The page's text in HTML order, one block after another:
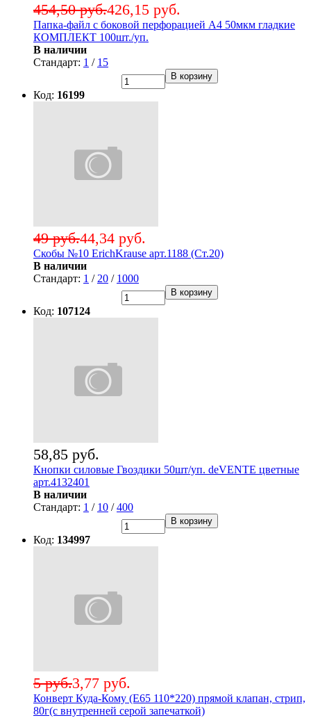
426,15 руб.
454,50 руб.
Папка-файл с боковой перфорацией А4 50мкм гладкие
КОМПЛЕКТ 100шт./уп.
В наличии
Стандарт: 1 / 15
В корзину
Код: 16199
44,34 руб.
49 руб.
Скобы №10 ErichKrause арт.1188 (Ст.20)
В наличии
Стандарт: 1 / 20 / 1000
В корзину
Код: 107124
58,85 руб.
Кнопки силовые Гвоздики 50шт/уп. deVENTE цветные
арт.4132401
В наличии
Стандарт: 1 / 10 /400
В корзину
Код: 134997
3,77 руб.
5 руб.
Конверт Куда-Кому (Е65 110*220) прямой клапан, стрип,
80г(с внутренней серой запечаткой)